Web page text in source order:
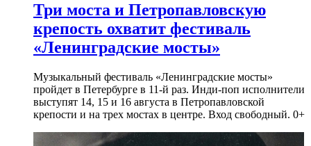
Три моста и Петропавловскую
крепость охватит фестиваль
«Ленинградские мосты»
Музыкальный фестиваль «Ленинградские мосты»
пройдет в Петербурге в 11-й раз. Инди-поп исполнители
выступят 14, 15 и 16 августа в Петропавловской
крепости и на трех мостах в центре. Вход свободный. 0+